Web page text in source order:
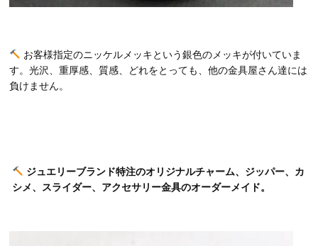
お客様指定のニッケルメッキという銀色のメッキが付いていま
す。光沢、重厚感、質感、どれをとっても、他の金具屋さん達には
負けません。
ジュエリーブランド特注のオリジナルチャーム、ジッパー、カ
シメ、スライダー、アクセサリー金具のオーダーメイド。